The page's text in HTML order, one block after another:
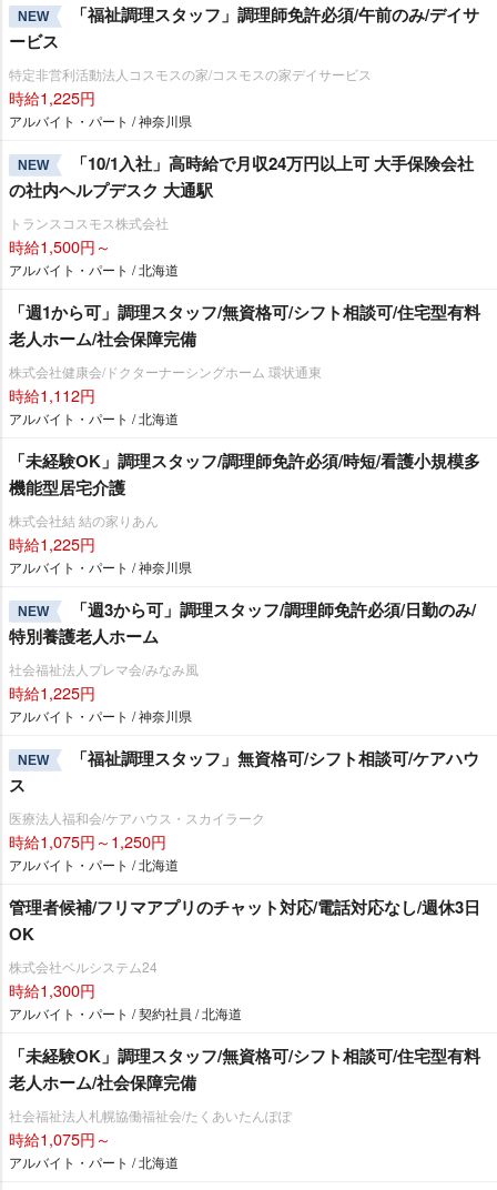
NEW
「福祉調理スタッフ」調理師免許必須/午前のみ/デイサ
ービス
特定非営利活動法人コスモスの家/コスモスの家デイサービス
時給1,225円
アルバイト・パート / 神奈川県
NEW
「10/1入社」高時給で月収24万円以上可 大手保険会社
の社内ヘルプデスク 大通駅
トランスコスモス株式会社
時給1,500円～
アルバイト・パート / 北海道
「週1から可」調理スタッフ/無資格可/シフト相談可/住宅型有料
老人ホーム/社会保障完備
株式会社健康会/ドクターナーシングホーム 環状通東
時給1,112円
アルバイト・パート / 北海道
「未経験OK」調理スタッフ/調理師免許必須/時短/看護小規模多
機能型居宅介護
株式会社結 結の家りあん
時給1,225円
アルバイト・パート / 神奈川県
NEW
「週3から可」調理スタッフ/調理師免許必須/日勤のみ/
特別養護老人ホーム
社会福祉法人プレマ会/みなみ風
時給1,225円
アルバイト・パート / 神奈川県
NEW
「福祉調理スタッフ」無資格可/シフト相談可/ケアハウ
ス
医療法人福和会/ケアハウス・スカイラーク
時給1,075円～1,250円
アルバイト・パート / 北海道
管理者候補/フリマアプリのチャット対応/電話対応なし/週休3日
OK
株式会社ベルシステム24
時給1,300円
アルバイト・パート / 契約社員 / 北海道
「未経験OK」調理スタッフ/無資格可/シフト相談可/住宅型有料
老人ホーム/社会保障完備
社会福祉法人札幌協働福祉会/たくあいたんぽぽ
時給1,075円～
アルバイト・パート / 北海道